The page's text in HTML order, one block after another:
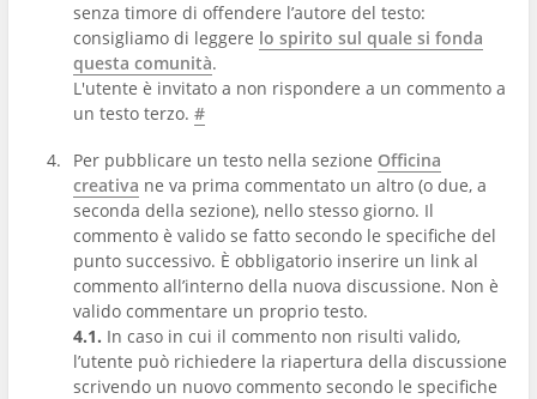
senza timore di offendere l’autore del testo:
consigliamo di leggere lo spirito sul quale si fonda
questa comunità.
L'utente è invitato a non rispondere a un commento a
un testo terzo. #
Per pubblicare un testo nella sezione Officina
creativa ne va prima commentato un altro (o due, a
seconda della sezione), nello stesso giorno. Il
commento è valido se fatto secondo le specifiche del
punto successivo. È obbligatorio inserire un link al
commento all’interno della nuova discussione. Non è
valido commentare un proprio testo.
4.1. In caso in cui il commento non risulti valido,
l’utente può richiedere la riapertura della discussione
scrivendo un nuovo commento secondo le specifiche